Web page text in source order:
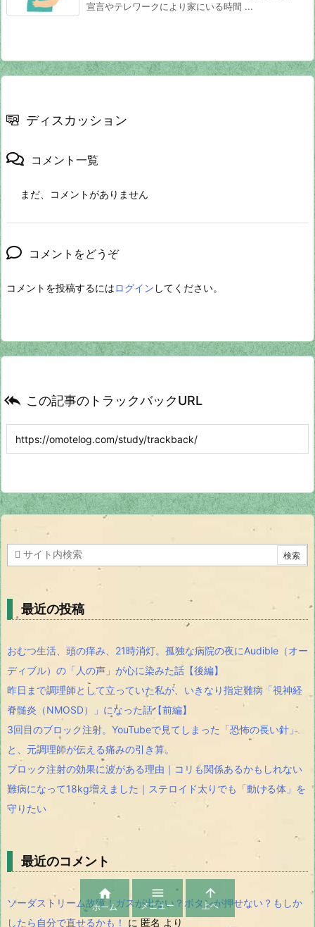
宣言やテレワークにより家にいる時間 ...
ディスカッション
コメント一覧
まだ、コメントがありません
コメントをどうぞ
コメントを投稿するにはログイン してください。
 この記事のトラックバックURL
最近の投稿
おむつ生活、頭の痒み、21時消灯。孤独な病院の夜にAudible（オー
ディブル）の「人の声」が心に染みた話【後編】
昨日まで調理師として立っていた私が、いきなり指定難病「視神経
脊髄炎（NMOSD）」になった話【前編】
3回目のブロック注射。YouTubeで見てしまった「恐怖の長い針」
と、元調理師が伝える痛みの引き算。
ブロック注射の効果に波がある理由｜コリも関係あるかもしれない
難病になって18kg増えました｜ステロイド太りでも「動ける体」を
守りたい
最近のコメント
ソーダストリーム故障！ガスが出ない？ボタンが押せない？もしか
したら自分で直せるかも！
に 匿名 より

ホーム

メニュー

上へ